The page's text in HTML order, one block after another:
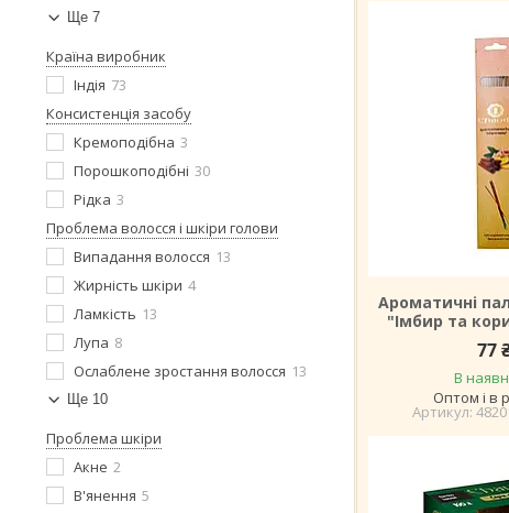
Ще 7
Країна виробник
Індія 73
Консистенція засобу
Кремоподібна 3
Порошкоподібні 30
Рідка 3
Проблема волосся і шкіри голови
Випадання волосся 13
Жирність шкіри 4
Ламкість 13
Лупа 8
Ослаблене зростання волосся 13
Ще 10
Проблема шкіри
Акне 2
В'янення 5
Ароматичні
"Імбир та
77
В
Оптом і в